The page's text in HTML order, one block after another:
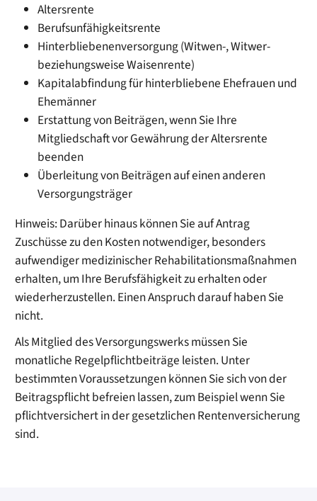
Altersrente
Berufsunfähigkeitsrente
Hinterbliebenenversorgung (Witwen-, Witwer-
beziehungsweise Waisenrente)
Kapitalabfindung für hinterbliebene Ehefrauen und
Ehemänner
Erstattung von Beiträgen, wenn Sie Ihre
Mitgliedschaft vor Gewährung der Altersrente
beenden
Überleitung von Beiträgen auf einen anderen
Versorgungsträger
Hinweis: Darüber hinaus können Sie auf Antrag
Zuschüsse zu den Kosten notwendiger, besonders
aufwendiger medizinischer Rehabilitationsmaßnahmen
erhalten, um Ihre Berufsfähigkeit zu erhalten oder
wiederherzustellen. Einen Anspruch darauf haben Sie
nicht.
Als Mitglied des Versorgungswerks müssen Sie
monatliche Regelpflichtbeiträge leisten. Unter
bestimmten Voraussetzungen können Sie sich von der
Beitragspflicht befreien lassen, zum Beispiel wenn Sie
pflichtversichert in der gesetzlichen Rentenversicherung
sind.